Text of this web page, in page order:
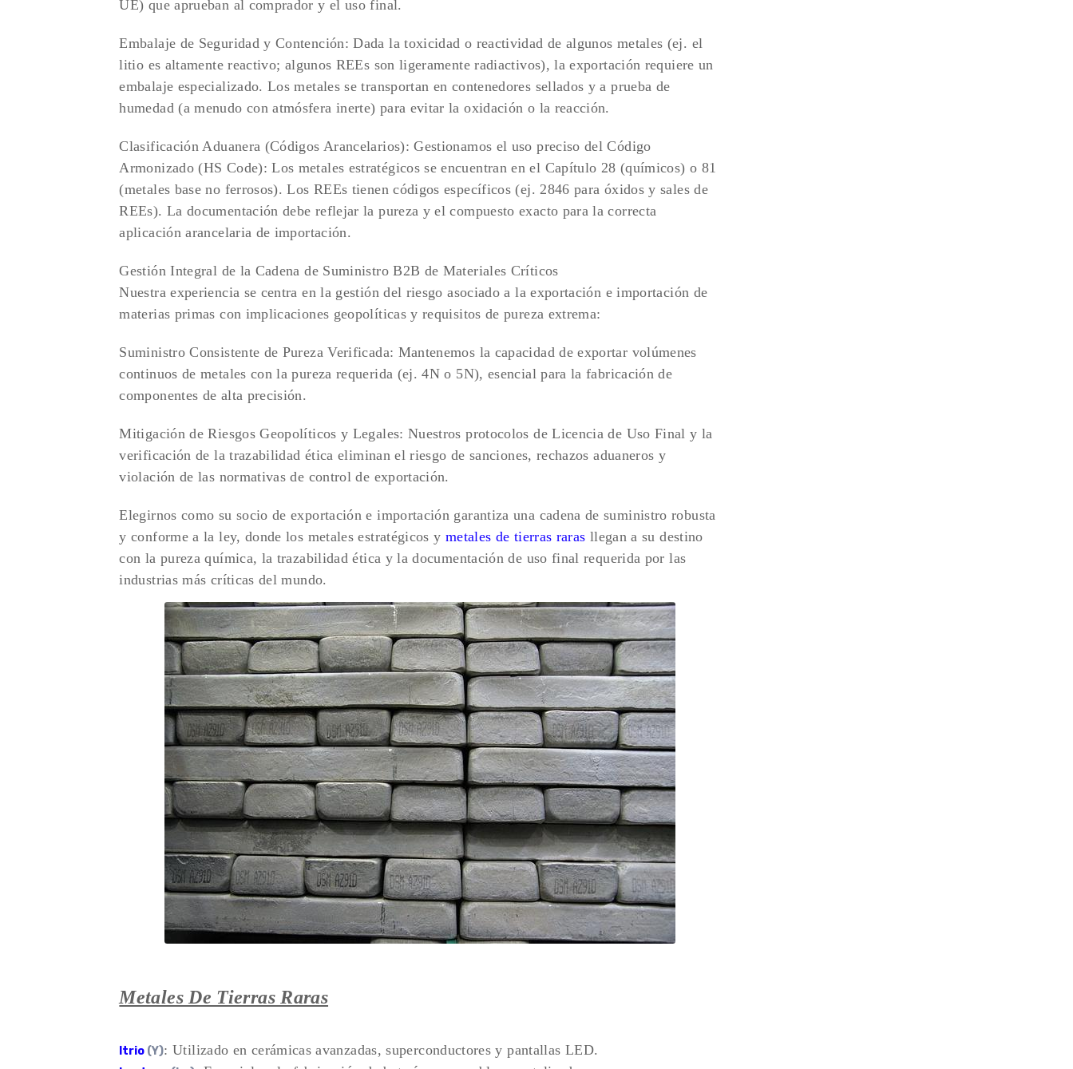
UE) que aprueban al comprador y el uso final.
Embalaje de Seguridad y Contención: Dada la toxicidad o reactividad de algunos metales (ej. el
litio es altamente reactivo; algunos REEs son ligeramente radiactivos), la exportación requiere un
embalaje especializado. Los metales se transportan en contenedores sellados y a prueba de
humedad (a menudo con atmósfera inerte) para evitar la oxidación o la reacción.
Clasificación Aduanera (Códigos Arancelarios): Gestionamos el uso preciso del Código
Armonizado (HS Code): Los metales estratégicos se encuentran en el Capítulo 28 (químicos) o 81
(metales base no ferrosos). Los REEs tienen códigos específicos (ej. 2846 para óxidos y sales de
REEs). La documentación debe reflejar la pureza y el compuesto exacto para la correcta
aplicación arancelaria de importación.
Gestión Integral de la Cadena de Suministro B2B de Materiales Críticos
Nuestra experiencia se centra en la gestión del riesgo asociado a la exportación e importación de
materias primas con implicaciones geopolíticas y requisitos de pureza extrema:
Suministro Consistente de Pureza Verificada: Mantenemos la capacidad de exportar volúmenes
continuos de metales con la pureza requerida (ej. 4N o 5N), esencial para la fabricación de
componentes de alta precisión.
Mitigación de Riesgos Geopolíticos y Legales: Nuestros protocolos de Licencia de Uso Final y la
verificación de la trazabilidad ética eliminan el riesgo de sanciones, rechazos aduaneros y
violación de las normativas de control de exportación.
Elegirnos como su socio de exportación e importación garantiza una cadena de suministro robusta
y conforme a la ley, donde los metales estratégicos y metales de tierras raras llegan a su destino
con la pureza química, la trazabilidad ética y la documentación de uso final requerida por las
industrias más críticas del mundo.
Metales De Tierras Raras
Itrio (Y): Utilizado en cerámicas avanzadas, superconductores y pantallas LED.